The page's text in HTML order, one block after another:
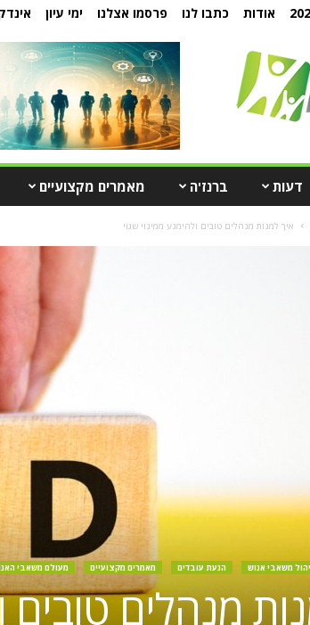
אודות כתבו לנו פרסמו אצלנו ימי עיון
דעות ברנז'ה מאמרים מקצועיים
איך למנות מנהלים טובים ולהימנע ממינוי שגוי
משאבי אנוש הנעת עובדים מאמרים מקצועיים מעולם משאבי
מנהלים טובים